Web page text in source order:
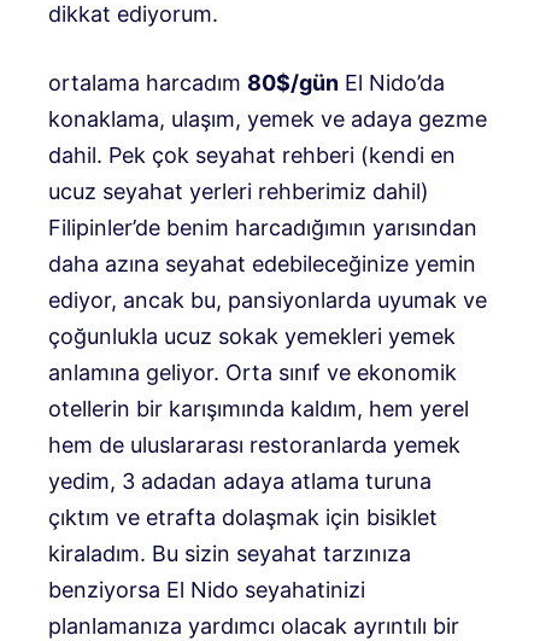
dikkat ediyorum.
ortalama harcadım 80$/gün El Nido’da
konaklama, ulaşım, yemek ve adaya gezme
dahil. Pek çok seyahat rehberi (kendi en
ucuz seyahat yerleri rehberimiz dahil)
Filipinler’de benim harcadığımın yarısından
daha azına seyahat edebileceğinize yemin
ediyor, ancak bu, pansiyonlarda uyumak ve
çoğunlukla ucuz sokak yemekleri yemek
anlamına geliyor. Orta sınıf ve ekonomik
otellerin bir karışımında kaldım, hem yerel
hem de uluslararası restoranlarda yemek
yedim, 3 adadan adaya atlama turuna
çıktım ve etrafta dolaşmak için bisiklet
kiraladım. Bu sizin seyahat tarzınıza
benziyorsa El Nido seyahatinizi
planlamanıza yardımcı olacak ayrıntılı bir